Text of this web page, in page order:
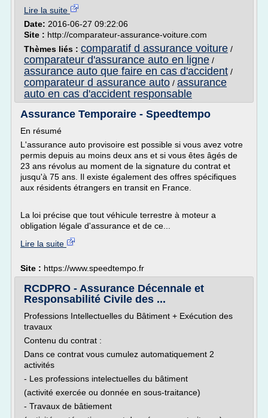
Lire la suite
Date: 2016-06-27 09:22:06
Site : http://comparateur-assurance-voiture.com
Thèmes liés : comparatif d assurance voiture /
comparateur d'assurance auto en ligne /
assurance auto que faire en cas d'accident /
comparateur d assurance auto / assurance
auto en cas d'accident responsable
Assurance Temporaire - Speedtempo
En résumé
L'assurance auto provisoire est possible si vous avez votre
permis depuis au moins deux ans et si vous êtes âgés de
23 ans révolus au moment de la signature du contrat et
jusqu'à 75 ans. Il existe également des offres spécifiques
aux résidents étrangers en transit en France.
La loi précise que tout véhicule terrestre à moteur a
obligation légale d'assurance et de ce...
Lire la suite
Site : https://www.speedtempo.fr
RCDPRO - Assurance Décennale et
Responsabilité Civile des ...
Professions Intellectuelles du Bâtiment + Exécution des
travaux
Contenu du contrat :
Dans ce contrat vous cumulez automatiquement 2
activités
- Les professions intelectuelles du bâtiment
(activité exercée ou donnée en sous-traitance)
- Travaux de bâtiement